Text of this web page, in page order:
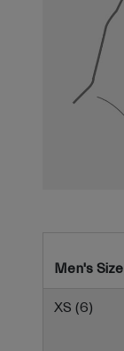
Men's Size
XS (6)